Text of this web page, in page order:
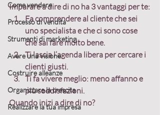
Come vendere
Processo di vendita
Strumenti di marketing
Avere una visione
Costruire alleanze
Organizzare la crescita
Realizzare la tua impresa
Imparare a dire di no ha 3 vantaggi per te:
Fa comprendere al cliente che sei
uno specialista e che ci sono cose
che sai fare molto bene.
Ti lascia l’agenda libera per cercare i
clienti giusti.
Ti fa vivere meglio: meno affanno e
più soddisfazioni.
Quando inizi a dire di no?